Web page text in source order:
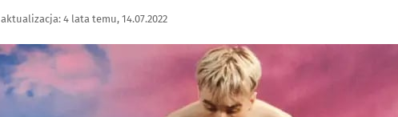
aktualizacja: 4 lata temu, 14.07.2022